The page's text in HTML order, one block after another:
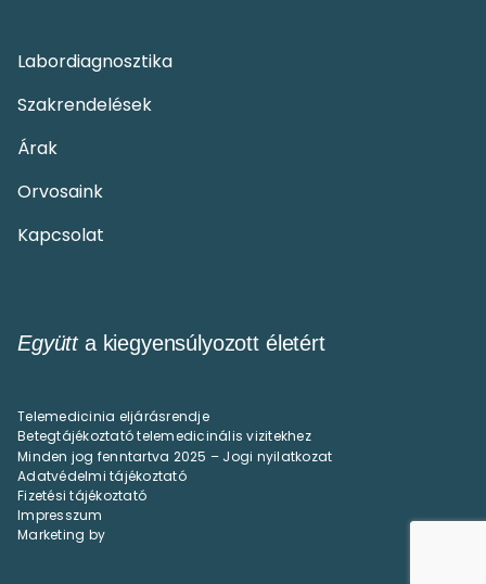
Labordiagnosztika
Szakrendelések
Árak
Orvosaink
Kapcsolat
Együtta kiegyensúlyozott életért
Telemedicinia eljárásrendje
Betegtájékoztató telemedicinális vizitekhez
Minden jog fenntartva 2025 – Jogi nyilatkozat
Adatvédelmi tájékoztató
Fizetési tájékoztató
Impresszum
Marketing by